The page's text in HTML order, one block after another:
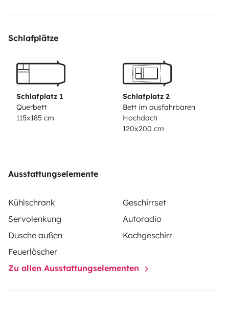
Schlafplätze
Schlafplatz 1
Querbett
115x185 cm
Schlafplatz 2
Bett im ausfahrbaren
Hochdach
120x200 cm
Ausstattungselemente
Kühlschrank
Geschirrset
Servolenkung
Autoradio
Dusche außen
Kochgeschirr
Feuerlöscher
Zu allen Ausstattungselementen